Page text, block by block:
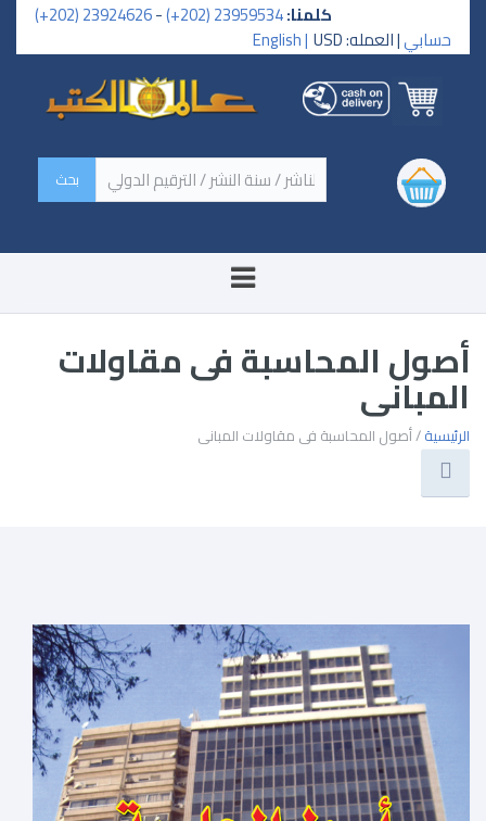
كلمنا:23959534 (202+)
-
23924626 (202+)
حسابي| العمله: USD English |
‏اسم الكتاب / اسم الناشر /
سنة النشر / الترقيم الدولي ‏
أصول المحاسبة فى مقاولات
المبانى
الرئيسية/ أصول المحاسبة فى مقاولات المبانى